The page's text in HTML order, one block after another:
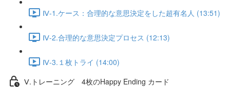
Ⅳ-1.ケース：合理的な意思決定をした超有名人 (13:51)
Ⅳ-2.合理的な意思決定プロセス (12:13)
Ⅳ-3.１枚トライ (14:00)
Ⅴ.トレーニング 4枚のHappy Ending カード